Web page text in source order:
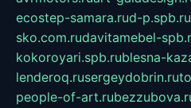
ecostep-samara.rud-p.spb.ru
sko.com.rudavitamebel-
kokoroyari.spb.rublesna-
lenderoq.rusergeydobrin.ru
people-of-art.ru